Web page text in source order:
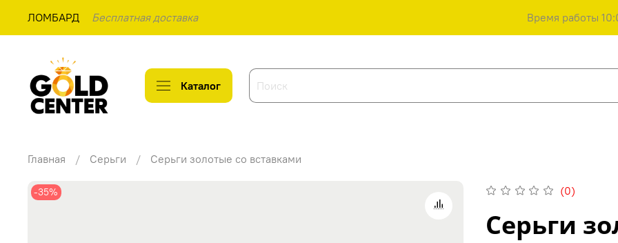
ЛОМБАРД Бесплатная доставка Время работы
Каталог
Главная Серьги Серьги золотые со вставками
-35% (0)
Серьги